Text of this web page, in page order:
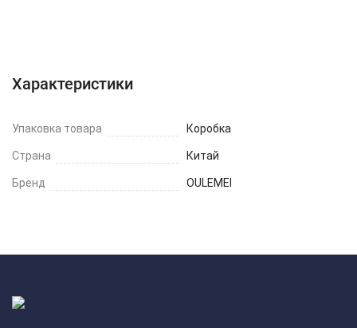
Характеристики
Упаковка товара Коробка
Страна Китай
Бренд OULEMEI